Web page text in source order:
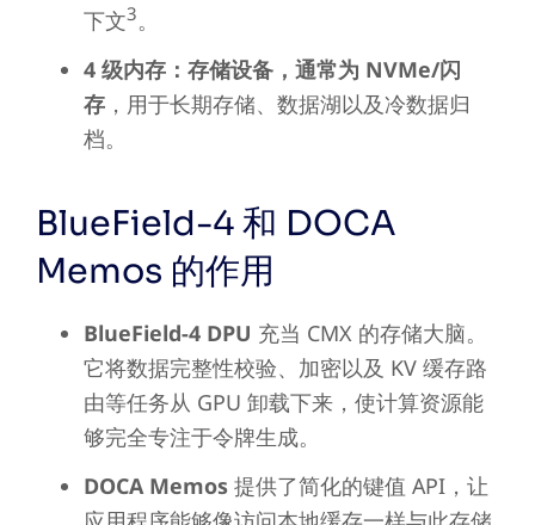
下文3。
4 级内存：存储设备，通常为 NVMe/闪
存，用于长期存储、数据湖以及冷数据归
档。
BlueField-4 和 DOCA
Memos 的作用
BlueField-4 DPU 充当 CMX 的存储大脑。
它将数据完整性校验、加密以及 KV 缓存路
由等任务从 GPU 卸载下来，使计算资源能
够完全专注于令牌生成。
DOCA Memos提供了简化的键值 API，让